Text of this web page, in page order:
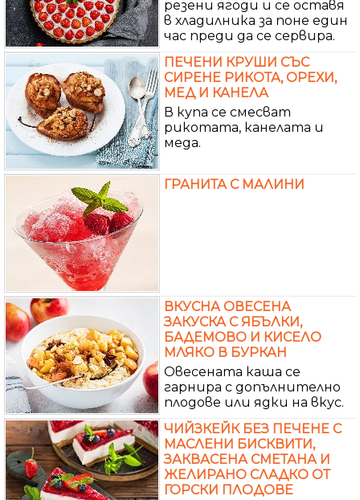
резени ягоди и се оставя
в хладилника за поне един
час преди да се сервира.
ПЕЧЕНИ КРУШИ СЪС
СИРЕНЕ РИКОТА, ОРЕХИ,
МЕД И КАНЕЛА
В купа се смесват
рикотата, канелата и
меда.
ГРАНИТА С МАЛИНИ
ВКУСНА ОВЕСЕНА
ЗАКУСКА С ЯБЪЛКИ,
БАДЕМОВО И КИСЕЛО
МЛЯКО В БУРКАН
Овесената каша се
гарнира с допълнително
плодове или ядки на вкус.
ЧИЙЗКЕЙК БЕЗ ПЕЧЕНЕ С
МАСЛЕНИ БИСКВИТИ,
ЗАКВАСЕНА СМЕТАНА И
ЖЕЛИРАНО СЛАДКО ОТ
ГОРСКИ ПЛОДОВЕ